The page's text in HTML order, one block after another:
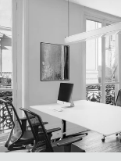
bureaux
Paris
d'affaires
Montpellier